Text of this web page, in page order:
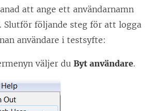
s
i
e
att ange ett användarnamn
Slutför följande steg för att logga
användare i testsyfte:
väljer du Byt användare.